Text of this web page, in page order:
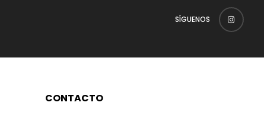
SÍGUENOS
CONTACTO